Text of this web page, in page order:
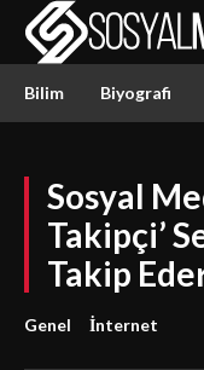
Bilim Biyografi
Sosyal
Takipçi’
Takip
Genel İnternet